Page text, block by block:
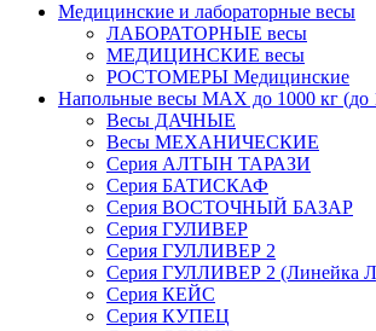
Медицинские и лабораторные весы
ЛАБОРАТОРНЫЕ весы
МЕДИЦИНСКИЕ весы
РОСТОМЕРЫ Медицинские
Напольные весы MAX до 1000 кг (до
Весы ДАЧНЫЕ
Весы МЕХАНИЧЕСКИЕ
Серия АЛТЫН ТАРАЗИ
Серия БАТИСКАФ
Серия ВОСТОЧНЫЙ БАЗАР
Серия ГУЛИВЕР
Серия ГУЛЛИВЕР 2
Серия ГУЛЛИВЕР 2 (Линейка
Серия КЕЙС
Серия КУПЕЦ